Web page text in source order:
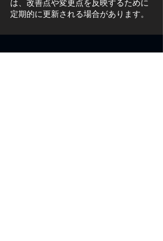
は、改善点や変更点を反映するために
定期的に更新される場合があります。